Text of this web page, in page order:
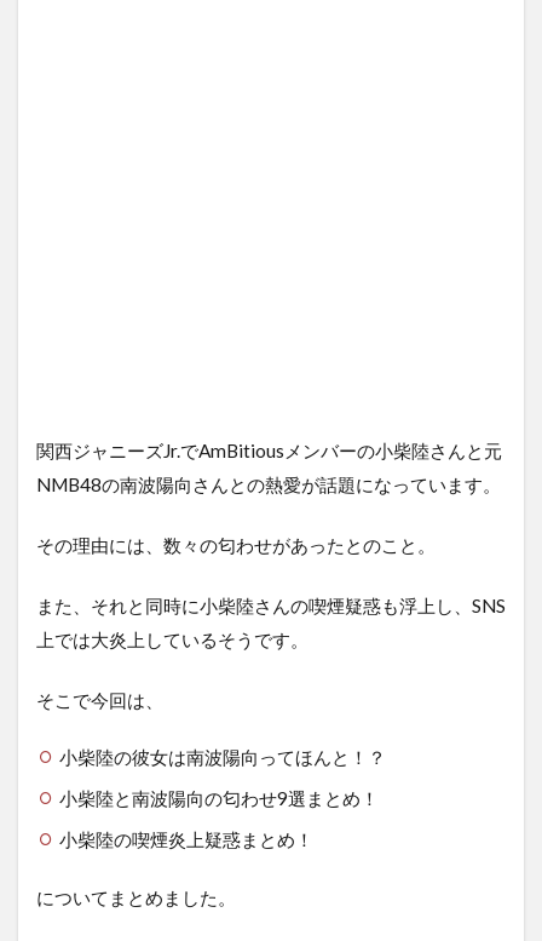
関西ジャニーズJr.でAmBitiousメンバーの小柴陸さんと元
NMB48の南波陽向さんとの熱愛が話題になっています。
その理由には、数々の匂わせがあったとのこと。
また、それと同時に小柴陸さんの喫煙疑惑も浮上し、SNS
上では大炎上しているそうです。
そこで今回は、
小柴陸の彼女は南波陽向ってほんと！？
小柴陸と南波陽向の匂わせ9選まとめ！
小柴陸の喫煙炎上疑惑まとめ！
についてまとめました。